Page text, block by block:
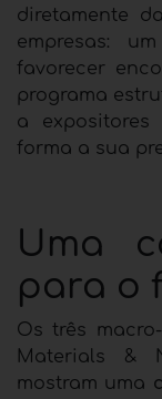
diretamente
empresas:
favorecer
programa
a
forma a sua
Uma
para o
Os três
Materials &
mostram uma